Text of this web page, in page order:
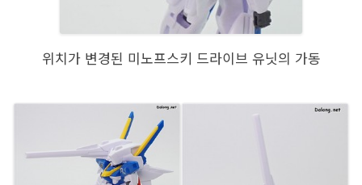
위치가 변경된 미노프스키 드라이브 유닛의 가동